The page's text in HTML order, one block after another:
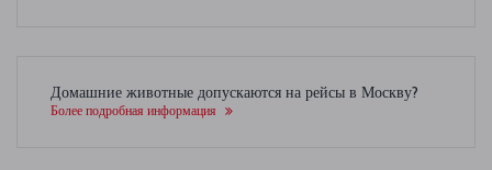
Домашние животные допускаются на рейсы в Москву?
Более подробная информация